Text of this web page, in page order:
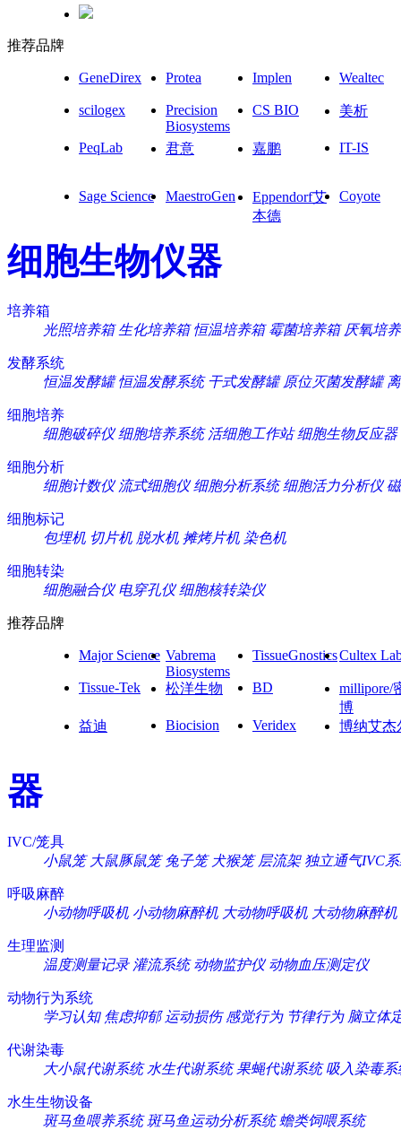
推荐品牌
GeneDirex Protea Implen Wealtec
scilogex
Precision
Biosystems
CS BIO 美析
PeqLab 君意 嘉鹏 IT-IS
Sage Science MaestroGen
Eppendorf艾
本德
Coyote
细胞生物仪器
培养箱
光照培养箱 生化培养箱 恒温培养箱 霉菌培养箱 厌氧培
发酵系统
恒温发酵罐 恒温发酵系统 干式发酵罐 原位灭菌发酵罐
细胞培养
细胞破碎仪 细胞培养系统 活细胞工作站 细胞生物反应器
细胞分析
细胞计数仪 流式细胞仪 细胞分析系统 细胞活力分析仪
细胞标记
包埋机 切片机 脱水机 摊烤片机 染色机
细胞转染
细胞融合仪 电穿孔仪 细胞核转染仪
推荐品牌
Major Science Vabrema
Biosystems
TissueGnosticsCultex
Tissue-Tek 松洋生物 BD
millipore/
博
益迪
Biocision Veridex 博纳艾杰
器
IVC/笼具
小鼠笼 大鼠豚鼠笼 兔子笼 犬猴笼 层流架 独立通气IVC
呼吸麻醉
小动物呼吸机 小动物麻醉机 大动物呼吸机 大动物麻醉机
生理监测
温度测量记录 灌流系统 动物监护仪 动物血压测定仪
动物行为系统
学习认知 焦虑抑郁 运动损伤 感觉行为 节律行为 脑立体
代谢染毒
大小鼠代谢系统 水生代谢系统 果蝇代谢系统 吸入染毒系
水生生物设备
斑马鱼喂养系统 斑马鱼运动分析系统 蟾类饲喂系统